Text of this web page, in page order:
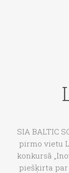
SIA BALTIC
pirmo vietu
konkursā
piešķirta